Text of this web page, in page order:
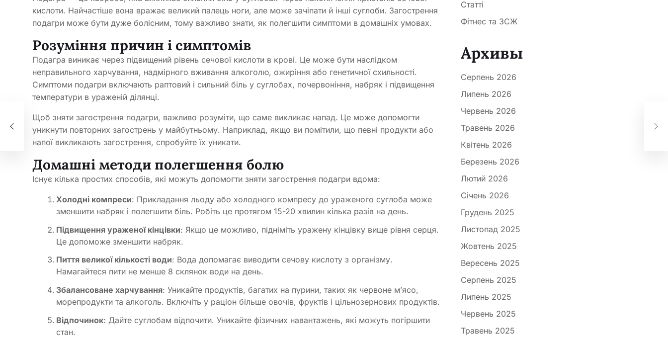
кислоти. Найчастіше вона вражає великий палець ноги, але може зачіпати й інші суглоби. Загострення
подагри може бути дуже болісним, тому важливо знати, як полегшити симптоми в домашніх умовах.
Розуміння причин і симптомів
Подагра виникає через підвищений рівень сечової кислоти в крові. Це може бути наслідком
неправильного харчування, надмірного вживання алкоголю, ожиріння або генетичної схильності.
Симптоми подагри включають раптовий і сильний біль у суглобах, почервоніння, набряк і підвищення
температури в ураженій ділянці.
Щоб зняти загострення подагри, важливо розуміти, що саме викликає напад. Це може допомогти
уникнути повторних загострень у майбутньому. Наприклад, якщо ви помітили, що певні продукти або
напої викликають загострення, спробуйте їх уникати.
Домашні методи полегшення болю
Існує кілька простих способів, які можуть допомогти зняти загострення подагри вдома:
Холодні компреси: Прикладання льоду або холодного компресу до ураженого суглоба може
зменшити набряк і полегшити біль. Робіть це протягом 15-20 хвилин кілька разів на день.
Підвищення ураженої кінцівки: Якщо це можливо, підніміть уражену кінцівку вище рівня серця.
Це допоможе зменшити набряк.
Пиття великої кількості води: Вода допомагає виводити сечову кислоту з організму.
Намагайтеся пити не менше 8 склянок води на день.
Збалансоване харчування: Уникайте продуктів, багатих на пурини, таких як червоне м’ясо,
морепродукти та алкоголь. Включіть у раціон більше овочів, фруктів і цільнозернових продуктів.
Відпочинок: Дайте суглобам відпочити. Уникайте фізичних навантажень, які можуть погіршити
стан.
Статті
Фітнес та ЗСЖ
Архивы
Серпень 2026
Липень 2026
Червень 2026
Травень 2026
Квітень 2026
Березень 2026
Лютий 2026
Січень 2026
Грудень 2025
Листопад 2025
Жовтень 2025
Вересень 2025
Серпень 2025
Липень 2025
Червень 2025
Травень 2025